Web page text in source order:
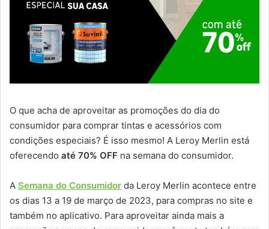
O que acha de aproveitar as promoções do dia do
consumidor para comprar tintas e acessórios com
condições especiais? É isso mesmo! A Leroy Merlin está
oferecendo até 70% OFF na semana do consumidor.
A Semana do Consumidor da Leroy Merlin acontece entre
os dias 13 a 19 de março de 2023, para compras no site e
também no aplicativo. Para aproveitar ainda mais a